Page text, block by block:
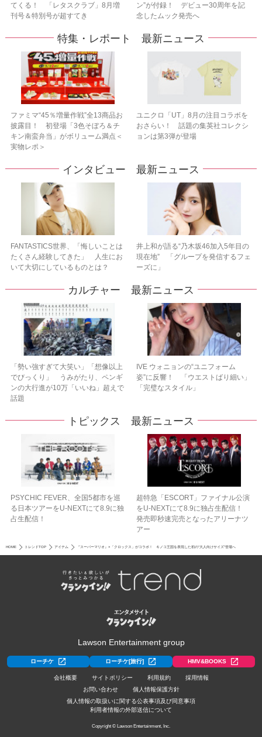
てくる！ 「レタスクラブ」8月増
刊号＆特別号が超すてき
ン”が付録！ デビュー30周年を記
念したムック発売へ
特集・レポート 最新ニュース
ファミマ“45％増量作戦”全13商品お
披露目！ 初登場「3色そぼろ＆チ
キン南蛮弁当」がボリューム満点＜
実物レポ＞
ユニクロ「UT」8月の注目コラボを
おさらい！ 話題の集英社コレクシ
ョンは第3弾が登場
インタビュー 最新ニュース
FANTASTICS世界、「悔しいことは
たくさん経験してきた」 人生にお
いて大切にしているものとは？
井上和が語る“乃木坂46加入5年目の
現在地” 「グループを発信するフェ
ーズに」
カルチャー 最新ニュース
「勢い強すぎて大笑い」「想像以上
でびっくり」 うみがたり、ペンギ
ンの大行進が10万「いいね」超えで
話題
IVE ウォニョンの“ユニフォーム
姿”に反響！ 「ウエストばり細い」
「完璧なスタイル」
トピックス 最新ニュース
PSYCHIC FEVER、全国5都市を巡
る日本ツアーをU‐NEXTにて8.9に独
占生配信！
超特急「ESCORT」ファイナル公演
をU-NEXTにて8.9に独占生配信！
発売即秒速完売となったアリーナツ
アー
HOME トレンドTOP アイテム 『スーパーマリオ』×「クロックス」がコラボ！ キノコ王国を表現した初の“大人向けサイズ”登場へ
Lawson Entertainment group
ローチケ ローチケ[旅行] HMV&BOOKS
会社概要 サイトポリシー 利用規約
採用情報
お問い合わせ
個人情報保護方針
個人情報の取扱いに関する公表事項及び同意事項
利用者情報の外部送信について
Copyright © Lawson Entertainment, Inc.